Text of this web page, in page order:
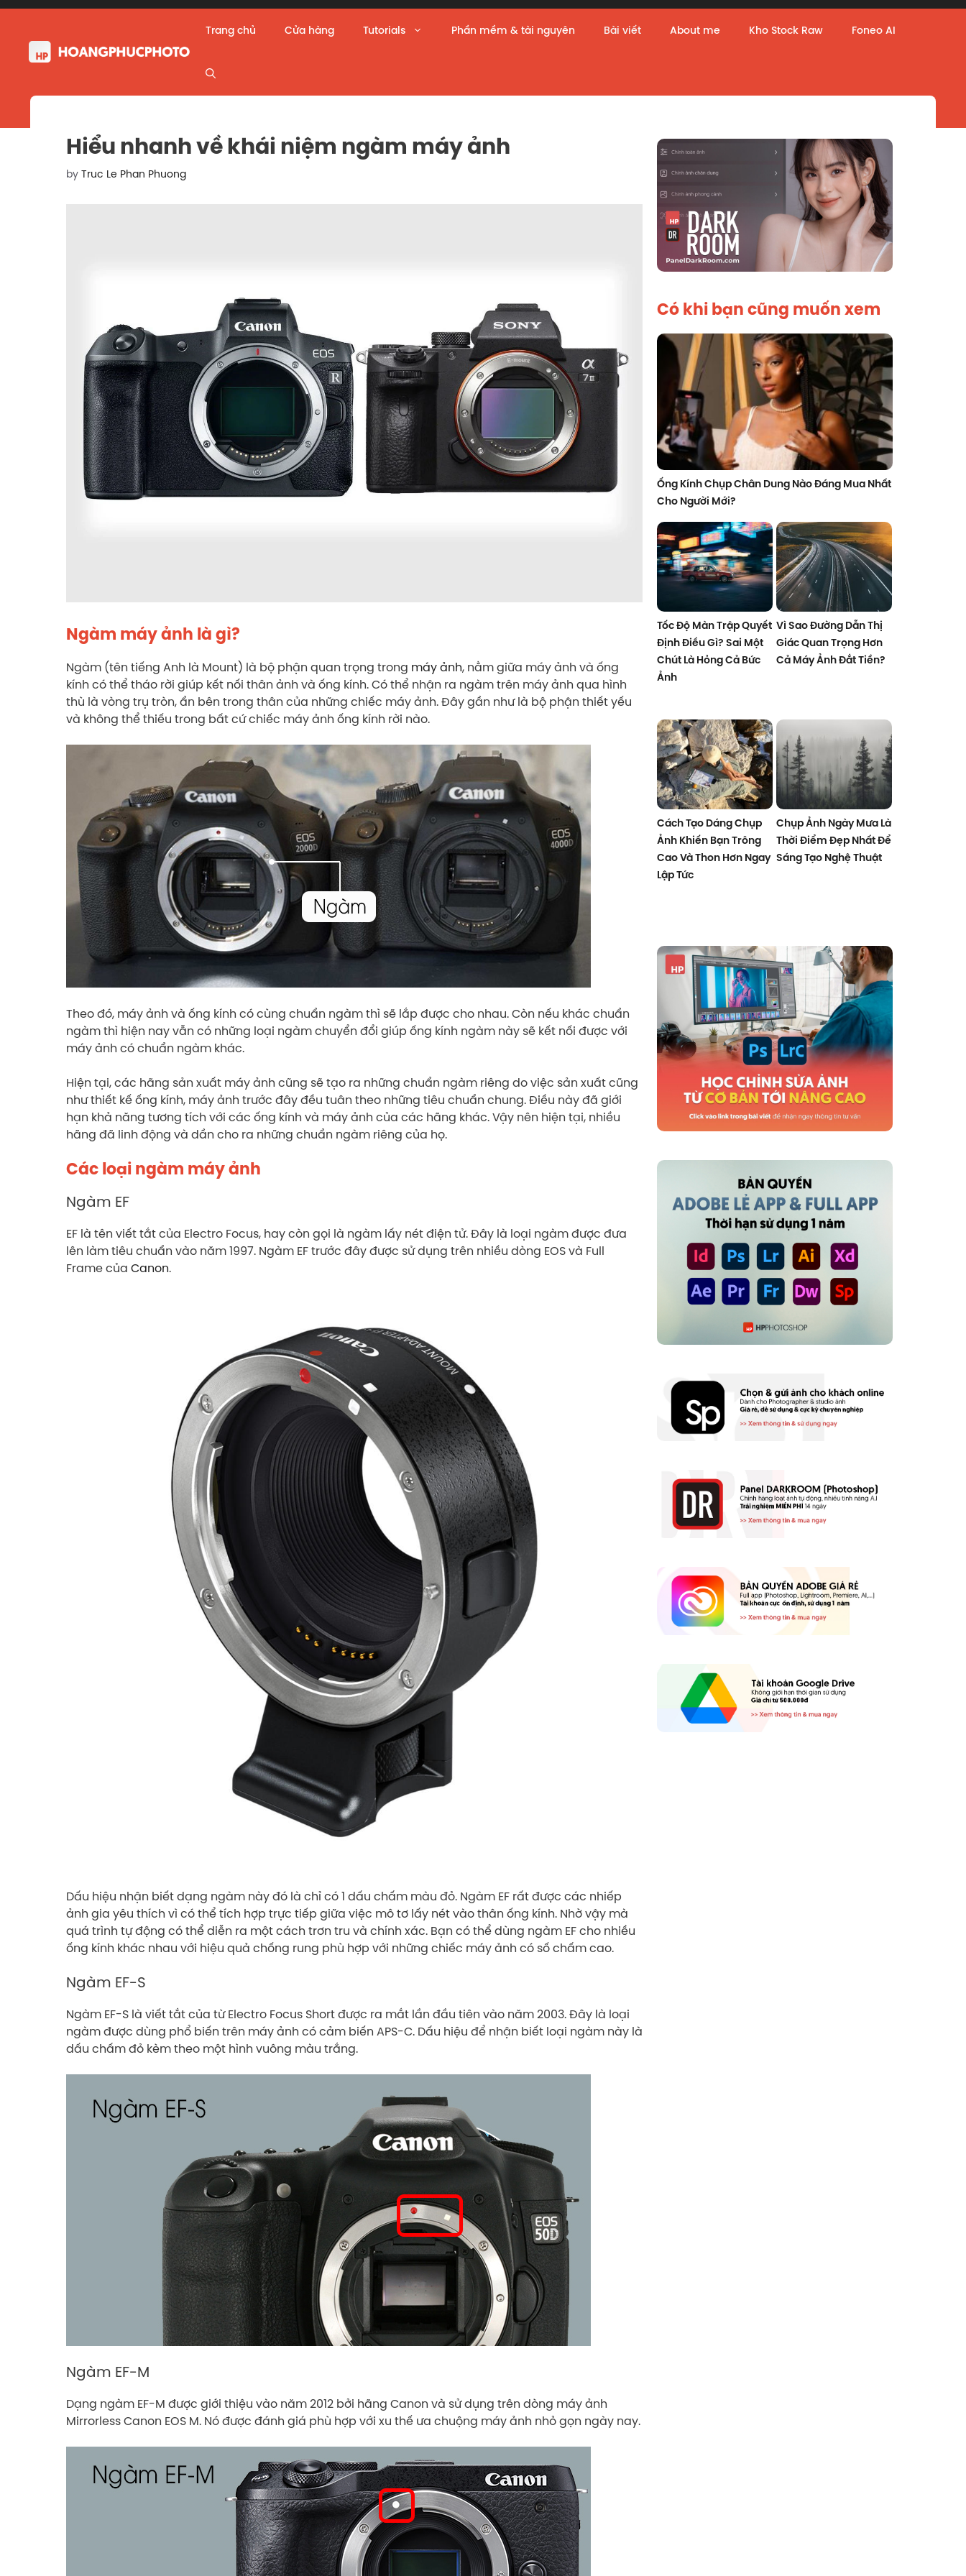
Skip
content
Trang chủ Cửa hàng Tutorials Phần mềm & tài nguyên Bài viết About me Kho Stock Raw Foneo AI
Hiểu nhanh về khái niệm ngàm máy ảnh
by Truc Le Phan Phuong
Ngàm máy ảnh là gì?
Ngàm (tên tiếng Anh là Mount) là bộ phận quan trọng trong máy ảnh, nằm giữa máy ảnh và ống
kính có thể tháo rời giúp kết nối thân ảnh và ống kính. Có thể nhận ra ngàm trên máy ảnh qua hình
thù là vòng trụ tròn, ẩn bên trong thân của những chiếc máy ảnh. Đây gần như là bộ phận thiết yếu
và không thể thiếu trong bất cứ chiếc máy ảnh ống kính rời nào.
Theo đó, máy ảnh và ống kính có cùng chuẩn ngàm thì sẽ lắp được cho nhau. Còn nếu khác chuẩn
ngàm thì hiện nay vẫn có những loại ngàm chuyển đổi giúp ống kính ngàm này sẽ kết nối được với
máy ảnh có chuẩn ngàm khác.
Hiện tại, các hãng sản xuất máy ảnh cũng sẽ tạo ra những chuẩn ngàm riêng do việc sản xuất cũng
như thiết kế ống kính, máy ảnh trước đây đều tuân theo những tiêu chuẩn chung. Điều này đã giới
hạn khả năng tương tích với các ống kính và máy ảnh của các hãng khác. Vậy nên hiện tại, nhiều
hãng đã linh động và dần cho ra những chuẩn ngàm riêng của họ.
Các loại ngàm máy ảnh
Ngàm EF
EF là tên viết tắt của Electro Focus, hay còn gọi là ngàm lấy nét điện tử. Đây là loại ngàm được đưa
lên làm tiêu chuẩn vào năm 1997. Ngàm EF trước đây được sử dụng trên nhiều dòng EOS và Full
Frame của Canon.
Dấu hiệu nhận biết dạng ngàm này đó là chỉ có 1 dấu chấm màu đỏ. Ngàm EF rất được các nhiếp
ảnh gia yêu thích vì có thể tích hợp trực tiếp giữa việc mô tơ lấy nét vào thân ống kính. Nhờ vậy mà
quá trình tự động có thể diễn ra một cách trơn tru và chính xác. Bạn có thể dùng ngàm EF cho nhiều
ống kính khác nhau với hiệu quả chống rung phù hợp với những chiếc máy ảnh có số chấm cao.
Ngàm EF-S
Ngàm EF-S là viết tắt của từ Electro Focus Short được ra mắt lần đầu tiên vào năm 2003. Đây là loại
ngàm được dùng phổ biến trên máy ảnh có cảm biến APS-C. Dấu hiệu để nhận biết loại ngàm này là
dấu chấm đỏ kèm theo một hình vuông màu trắng.
Ngàm EF-M
Dạng ngàm EF-M được giới thiệu vào năm 2012 bởi hãng Canon và sử dụng trên dòng máy ảnh
Mirrorless Canon EOS M. Nó được đánh giá phù hợp với xu thế ưa chuộng máy ảnh nhỏ gọn ngày nay.
Có khi bạn cũng muốn xem
Ống Kính Chụp Chân Dung Nào Đáng Mua Nhất
Cho Người Mới?
Tốc Độ Màn Trập Quyết
Định Điều Gì? Sai Một
Chút Là Hỏng Cả Bức
Ảnh
Vì Sao Đường Dẫn Thị
Giác Quan Trọng Hơn
Cả Máy Ảnh Đắt Tiền?
Cách Tạo Dáng Chụp
Ảnh Khiến Bạn Trông
Cao Và Thon Hơn Ngay
Lập Tức
Chụp Ảnh Ngày Mưa Là
Thời Điểm Đẹp Nhất Để
Sáng Tạo Nghệ Thuật